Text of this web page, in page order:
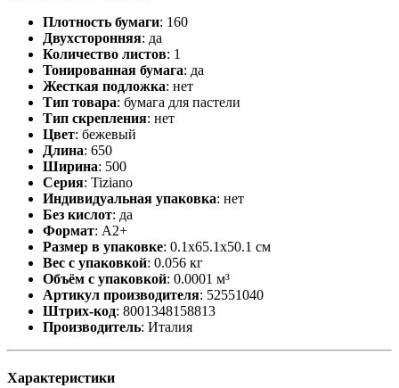
Плотность бумаги: 160
Двухсторонняя: да
Количество листов: 1
Тонированная бумага: да
Жесткая подложка: нет
Тип товара: бумага для пастели
Тип скрепления: нет
Цвет: бежевый
Длина: 650
Ширина: 500
Серия: Tiziano
Индивидуальная упаковка: нет
Без кислот: да
Формат: А2+
Размер в упаковке: 0.1x65.1x50.1 см
Вес с упаковкой: 0.056 кг
Объём с упаковкой: 0.0001 м³
Артикул производителя: 52551040
Штрих-код: 8001348158813
Производитель: Италия
Характеристики